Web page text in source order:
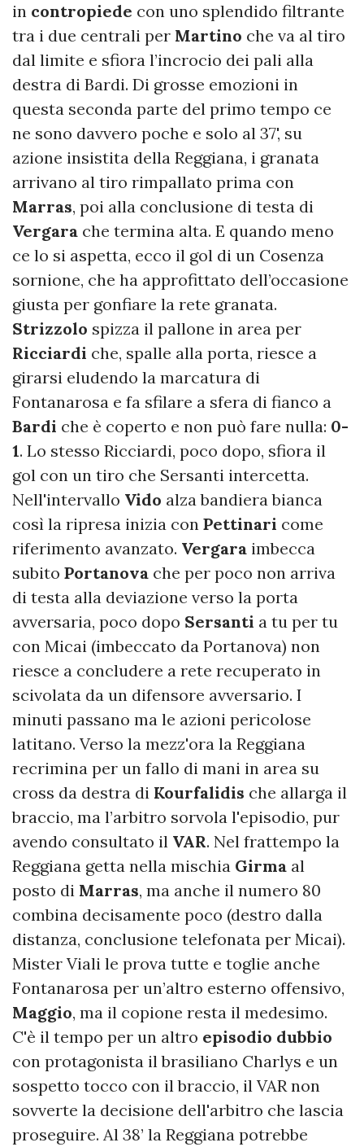
in contropiede con uno splendido filtrante
tra i due centrali per Martino che va al tiro
dal limite e sfiora l’incrocio dei pali alla
destra di Bardi. Di grosse emozioni in
questa seconda parte del primo tempo ce
ne sono davvero poche e solo al 37', su
azione insistita della Reggiana, i granata
arrivano al tiro rimpallato prima con
Marras, poi alla conclusione di testa di
Vergara che termina alta. E quando meno
ce lo si aspetta, ecco il gol di un Cosenza
sornione, che ha approfittato dell’occasione
giusta per gonfiare la rete granata.
Strizzolo spizza il pallone in area per
Ricciardi che, spalle alla porta, riesce a
girarsi eludendo la marcatura di
Fontanarosa e fa sfilare a sfera di fianco a
Bardi che è coperto e non può fare nulla: 0-
1. Lo stesso Ricciardi, poco dopo, sfiora il
gol con un tiro che Sersanti intercetta.
Nell'intervallo Vido alza bandiera bianca
così la ripresa inizia con Pettinari come
riferimento avanzato. Vergara imbecca
subito Portanova che per poco non arriva
di testa alla deviazione verso la porta
avversaria, poco dopo Sersanti a tu per tu
con Micai (imbeccato da Portanova) non
riesce a concludere a rete recuperato in
scivolata da un difensore avversario. I
minuti passano ma le azioni pericolose
latitano. Verso la mezz'ora la Reggiana
recrimina per un fallo di mani in area su
cross da destra di Kourfalidis che allarga il
braccio, ma l’arbitro sorvola l'episodio, pur
avendo consultato il VAR. Nel frattempo la
Reggiana getta nella mischia Girma al
posto di Marras, ma anche il numero 80
combina decisamente poco (destro dalla
distanza, conclusione telefonata per Micai).
Mister Viali le prova tutte e toglie anche
Fontanarosa per un’altro esterno offensivo,
Maggio, ma il copione resta il medesimo.
C'è il tempo per un altro episodio dubbio
con protagonista il brasiliano Charlys e un
sospetto tocco con il braccio, il VAR non
sovverte la decisione dell'arbitro che lascia
proseguire. Al 38’ la Reggiana potrebbe